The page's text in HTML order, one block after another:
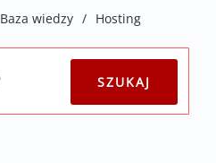
Baza wiedzy / Hosting